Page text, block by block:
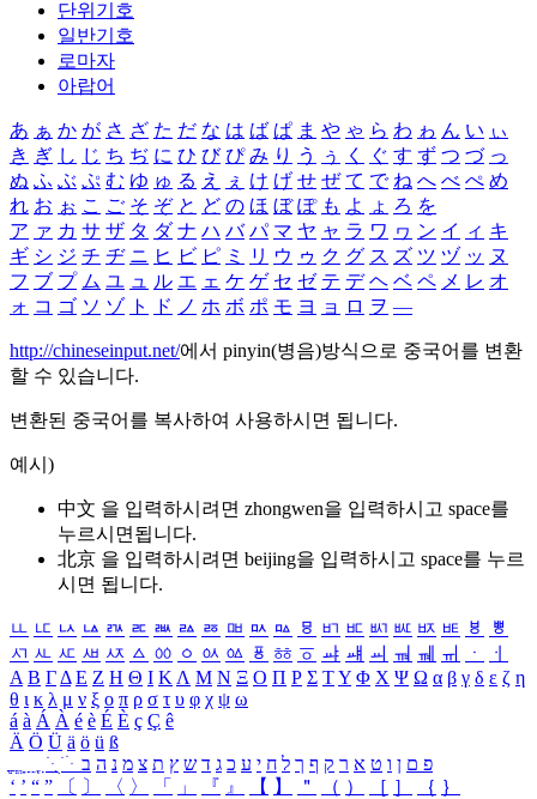
단위기호
일반기호
로마자
아랍어
あ ぁ か が さ ざ た だ な は ば ぱ ま や ゃ ら わ ゎ ん い ぃ
き ぎ し じ ち ぢ に ひ び ぴ み り う ぅ く ぐ す ず つ づ っ
ぬ ふ ぶ ぷ む ゆ ゅ る え ぇ け げ せ ぜ て で ね へ べ ぺ め
れ お ぉ こ ご そ ぞ と ど の ほ ぼ ぽ も よ ょ ろ を
ア ァ カ サ ザ タ ダ ナ ハ バ パ マ ヤ ャ ラ ワ ヮ ン イ ィ キ
ギ シ ジ チ ヂ ニ ヒ ビ ピ ミ リ ウ ゥ ク グ ス ズ ツ ヅ ッ ヌ
フ ブ プ ム ユ ュ ル エ ェ ケ ゲ セ ゼ テ デ ヘ ベ ペ メ レ オ
ォ コ ゴ ソ ゾ ト ド ノ ホ ボ ポ モ ヨ ョ ロ ヲ ―
http://chineseinput.net/에서 pinyin(병음)방식으로 중국어를 변환
할 수 있습니다.
변환된 중국어를 복사하여 사용하시면 됩니다.
예시)
中文 을 입력하시려면 zhongwen을 입력하시고 space를
누르시면됩니다.
北京 을 입력하시려면 beijing을 입력하시고 space를 누르
시면 됩니다.
ㅥ ㅦ ㅧ ㅨ ㅩ ㅪ ㅫ ㅬ ㅭ ㅮ ㅯ ㅰ ㅱ ㅲ ㅳ ㅴ ㅵ ㅶ ㅷ ㅸ
ㅹ
ㅺ ㅻ ㅼ ㅽ ㅾ ㅿ ㆀ ㆁ ㆂ ㆃ ㆄ ㆅ ㆆ ㆇ ㆈ ㆉ ㆊ ㆋ ㆌ ㆍ
ㆎ
Α Β ΓΔ Ε Ζ Η Θ Ι ΚΛ Μ Ν Ξ Ο Π Ρ Σ ΤΥ Φ Χ Ψ Ω α β γ δ ε ζ η
θ ι κ λ μ ν ξ ο π ρ σ τ υ φ χ ψ ω
á à Á À é è É È ç Ç ê
Ä Ö Ü ä ö ü ß
ִֶֹ ֻּ ׁׂ פ ם ן ו ט א ר ק ף ך ל ח י ע כ ג ד ש ץ ת צ מ נ ה ב
‘ ’ “ ” 〔 〕 〈 〉 「 」 『 』 【 】 ＂ （ ） ［ ］ ｛ ｝